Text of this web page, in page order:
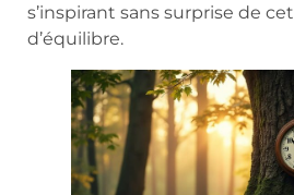
s’inspirant sans surprise de
d’équilibre.